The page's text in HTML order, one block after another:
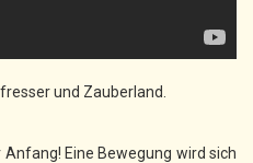
und Zauberland.
Eine Bewegung wird sich